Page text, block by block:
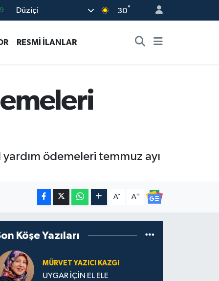
Düziçi 30°
RESMİ İLANLAR
ödemeleri temmuz ayı
A- A+
Köşe Yazıları
MÜRVET YAZICI KAZGI
UYGAR İÇİN EL ELE